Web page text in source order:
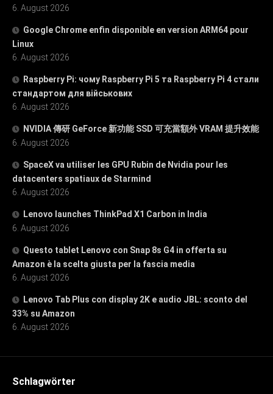
6. August 2026
Google Chrome enfin disponible en version ARM64 pour
Linux
6. August 2026
Raspberry Pi: чому Raspberry Pi 5 та Raspberry Pi 4 стали
стандартом для військових
6. August 2026
NVIDIA 傳研 GeForce 新功能 SSD 可充當額外 VRAM 提升效能
6. August 2026
SpaceX va utiliser les GPU Rubin de Nvidia pour les
datacenters spatiaux de Starmind
6. August 2026
Lenovo launches ThinkPad X1 Carbon in India
6. August 2026
Questo tablet Lenovo con Snap 8s G4 in offerta su
Amazon è la scelta giusta per la fascia media
6. August 2026
Lenovo Tab Plus con display 2K e audio JBL: sconto del
33% su Amazon
6. August 2026
Schlagwörter